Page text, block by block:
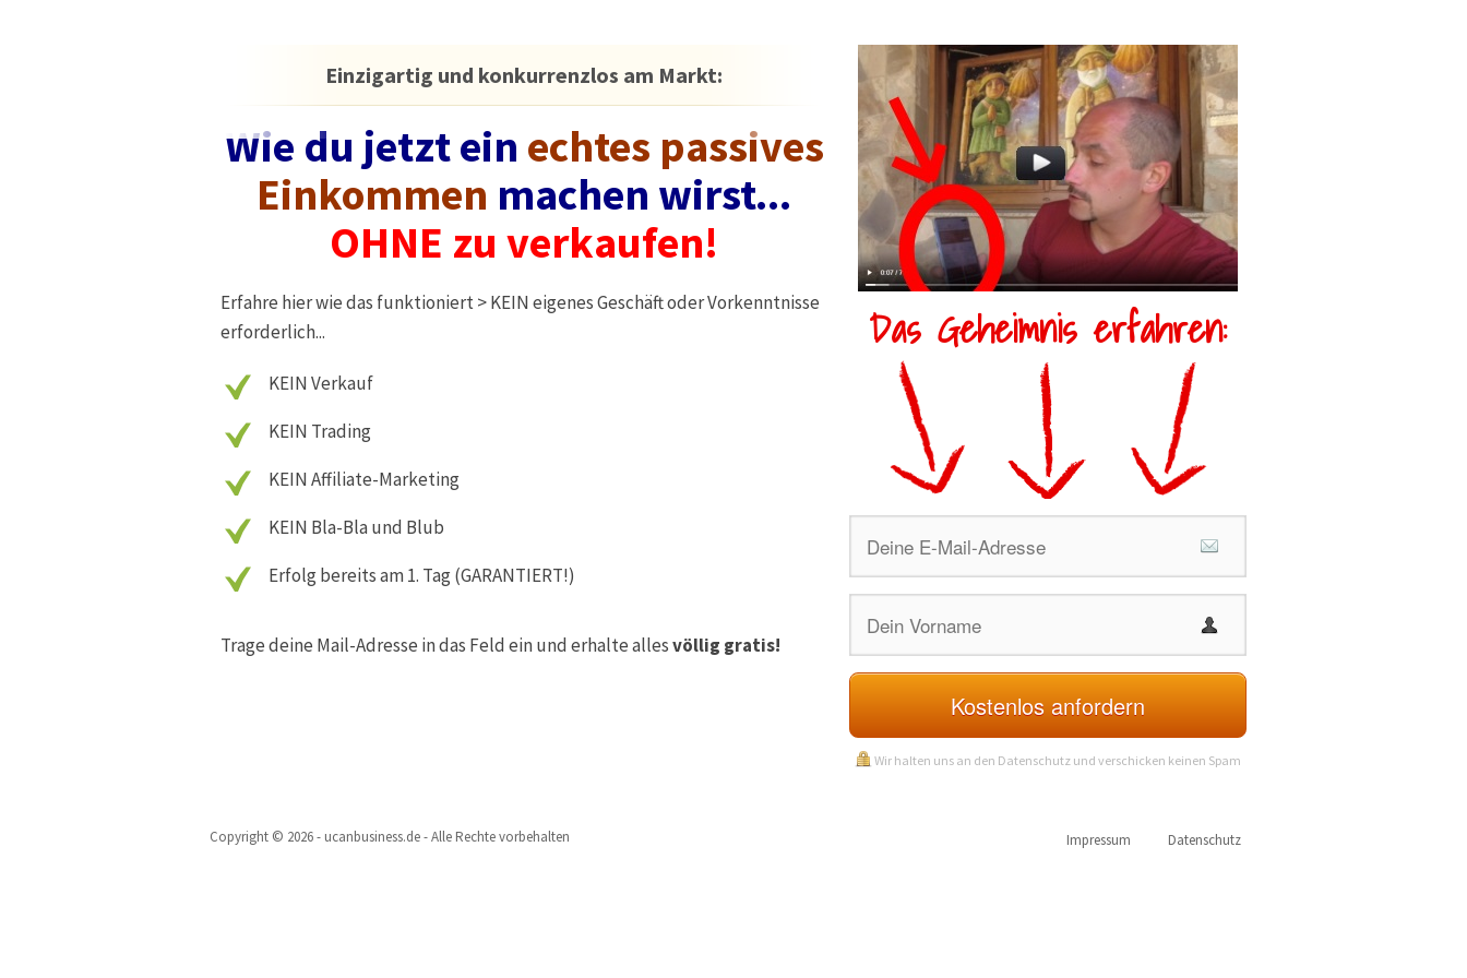
Einzigartig und konkurrenzlos am Markt:
Wie du jetzt ein echtes passives
Einkommen machen wirst...
OHNE zu verkaufen!
Erfahre hier wie das funktioniert > KEIN eigenes Geschäft oder Vorkenntnisse
erforderlich...
KEIN Verkauf
KEIN Trading
KEIN Affiliate-Marketing
KEIN Bla-Bla und Blub
Erfolg bereits am 1. Tag (GARANTIERT!)
Trage deine Mail-Adresse in das Feld ein und erhalte allesvöllig gratis!
Das Geheimnis erfahren:
Kostenlos anfordern
Wir halten uns an den Datenschutz und verschicken keinen Spam
Impressum Datenschutz
Copyright © 2026 - ucanbusiness.de - Alle Rechte vorbehalten